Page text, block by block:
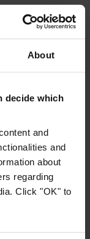
About
decide which
and
and
about
regarding
Click "OK" to
eller